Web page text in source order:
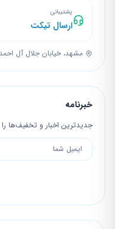
پشتیبانی
ارسال تیکت
مشهد، خیابان جلال آل احمد
خبرنامه
جدیدترین اخبار و تخفیف‌ها را